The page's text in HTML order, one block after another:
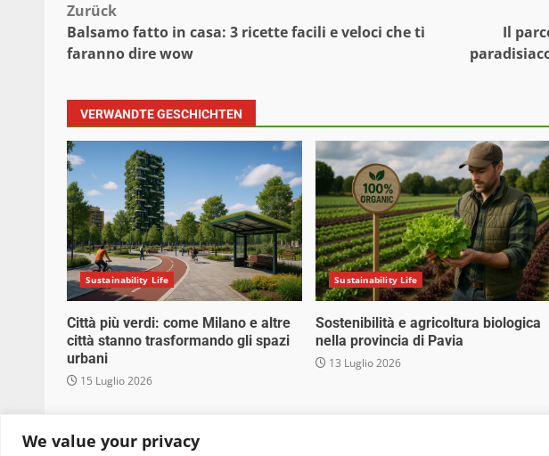
We value your privacy
Beitragsnavigation
Zurück
Balsamo fatto in casa: 3 ricette facili e veloci che ti
faranno dire wow
Il
VERWANDTE GESCHICHTEN
Sustainability Life
Città più verdi: come Milano e altre
città stanno trasformando gli spazi
urbani
15 Luglio 2026
Sustainability Life
Sostenibilità e agricoltura biologica
nella provincia di Pavia
13 Luglio 2026
Copyright © 2025 Biopianeta.it proprietà di Jws Media Srl - Via